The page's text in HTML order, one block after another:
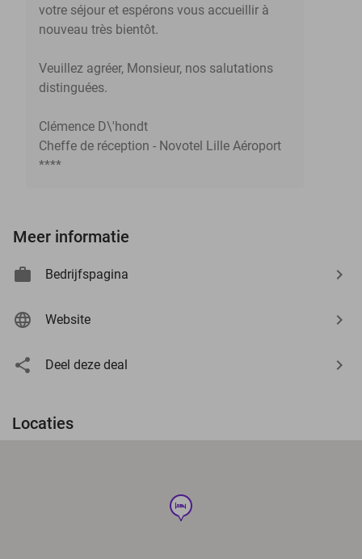
votre séjour et espérons vous accueillir à
nouveau très bientôt.
Veuillez agréer, Monsieur, nos salutations
distinguées.
Clémence D\'hondt
Cheffe de réception - Novotel Lille Aéroport
****
Meer informatie
Bedrijfspagina
Website
Deel deze deal
Locaties
hotel